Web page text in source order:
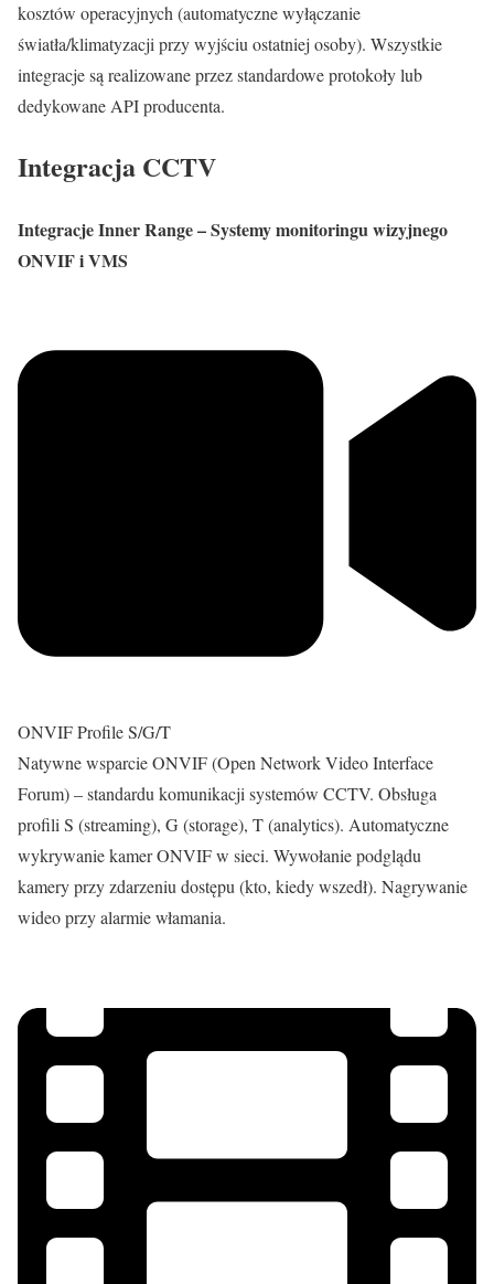
kosztów operacyjnych (automatyczne wyłączanie
światła/klimatyzacji przy wyjściu ostatniej osoby). Wszystkie
integracje są realizowane przez standardowe protokoły lub
dedykowane API producenta.
Integracja CCTV
Integracje Inner Range – Systemy monitoringu wizyjnego
ONVIF i VMS
ONVIF Profile S/G/T
Natywne wsparcie ONVIF (Open Network Video Interface
Forum) – standardu komunikacji systemów CCTV. Obsługa
profili S (streaming), G (storage), T (analytics). Automatyczne
wykrywanie kamer ONVIF w sieci. Wywołanie podglądu
kamery przy zdarzeniu dostępu (kto, kiedy wszedł). Nagrywanie
wideo przy alarmie włamania.